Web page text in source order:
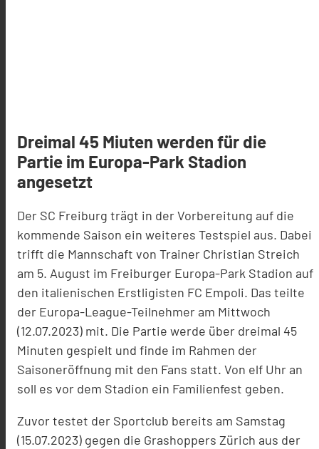
Dreimal 45 Miuten werden für die
Partie im Europa-Park Stadion
angesetzt
Der SC Freiburg trägt in der Vorbereitung auf die
kommende Saison ein weiteres Testspiel aus. Dabei
trifft die Mannschaft von Trainer Christian Streich
am 5. August im Freiburger Europa-Park Stadion auf
den italienischen Erstligisten FC Empoli. Das teilte
der Europa-League-Teilnehmer am Mittwoch
(12.07.2023) mit. Die Partie werde über dreimal 45
Minuten gespielt und finde im Rahmen der
Saisoneröffnung mit den Fans statt. Von elf Uhr an
soll es vor dem Stadion ein Familienfest geben.
Zuvor testet der Sportclub bereits am Samstag
(15.07.2023) gegen die Grashoppers Zürich aus der